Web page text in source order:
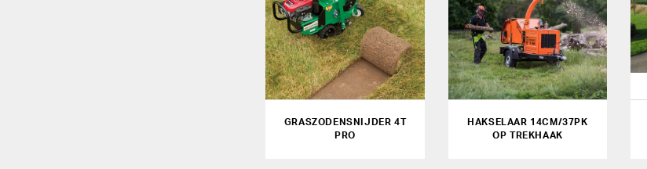
GRASZODENSNIJDER 4T
PRO
HAKSELAAR 14CM/37PK
OP TREKHAAK